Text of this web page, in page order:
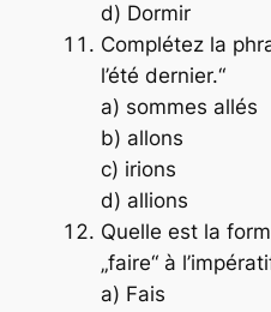
d) Dormir
Complétez la
l’été dernier.“
a) sommes allés
b) allons
c) irions
d) allions
Quelle est la
„faire“ à
a) Fais